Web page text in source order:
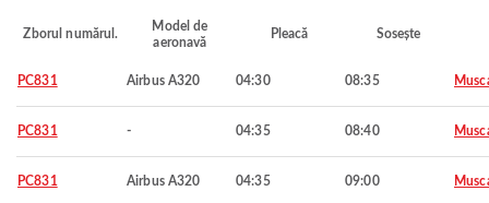
Zborul numărul.
Model de
aeronavă
Pleacă Sosește
PC831 Airbus A320 04:30 08:35
PC831 - 04:35 08:40
PC831 Airbus A320 04:35 09:00